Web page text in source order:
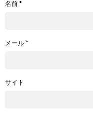
名前*
メール*
サイト